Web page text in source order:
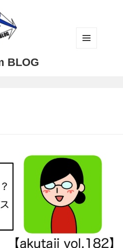
BLOG